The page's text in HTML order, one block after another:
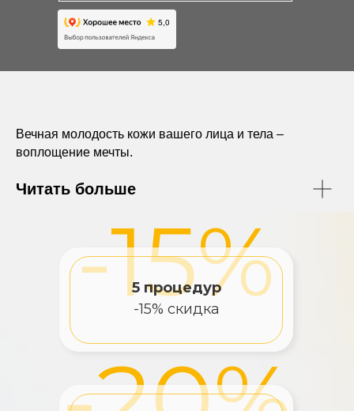
Вечная молодость кожи вашего лица и тела –
воплощение мечты.
Читать больше
-15%
5 процедур
-15% скидка